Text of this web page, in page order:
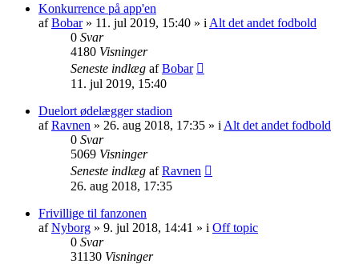
Konkurrence på app'en
afBobar» 11. jul 2019, 15:40 » i Alt det andet fodbold
0 Svar
4180 Visninger
Seneste indlæg afBobar
11. jul 2019, 15:40
Duelort ødelægger stadion
afRavnen » 26. aug 2018, 17:35 » i Alt det andet fodbold
0 Svar
5069 Visninger
Seneste indlæg afRavnen
26. aug 2018, 17:35
Frivillige til fanzonen
afNyborg » 9. jul 2018, 14:41 » i Off topic
0 Svar
31130 Visninger